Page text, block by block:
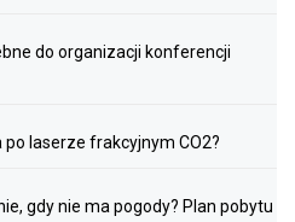
do organizacji konferencji
po laserze frakcyjnym CO2?
gdy nie ma pogody? Plan pobytu